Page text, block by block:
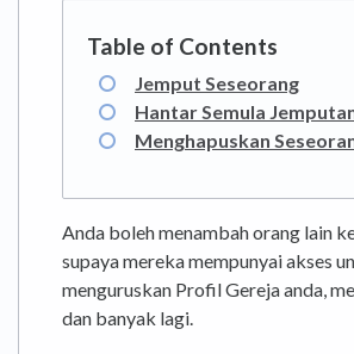
Jemput Seseorang
Hantar Semula
Menghapuskan
Anda boleh menambah orang lain
supaya mereka mempunyai akses
menguruskan Profil Gereja anda,
dan banyak lagi.